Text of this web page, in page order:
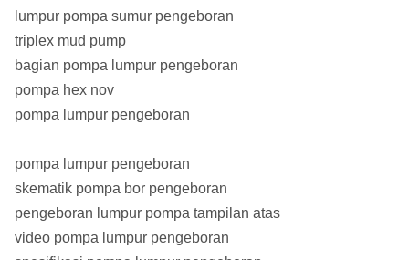
lumpur pompa sumur pengeboran
triplex mud pump
bagian pompa lumpur pengeboran
pompa hex nov
pompa lumpur pengeboran
pompa lumpur pengeboran
skematik pompa bor pengeboran
pengeboran lumpur pompa tampilan atas
video pompa lumpur pengeboran